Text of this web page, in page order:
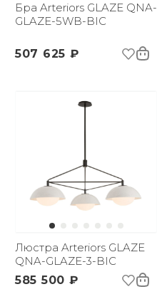
Бра Arteriors GLAZE QNA-
GLAZE-5WB-BIC
507 625 ₽
Люстра Arteriors GLAZE
QNA-GLAZE-3-BIC
585 500 ₽